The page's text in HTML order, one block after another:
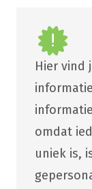
Hier vind
omdat
uniek is,